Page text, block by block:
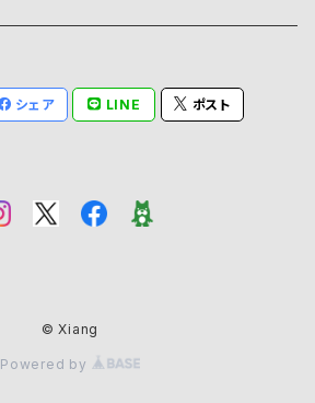
シェア LINE ポスト
© Xiang
Powered by